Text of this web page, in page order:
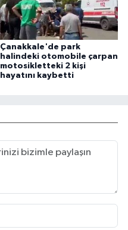
Çanakkale'de park
halindeki otomobile çarpan
motosikletteki 2 kişi
hayatını kaybetti